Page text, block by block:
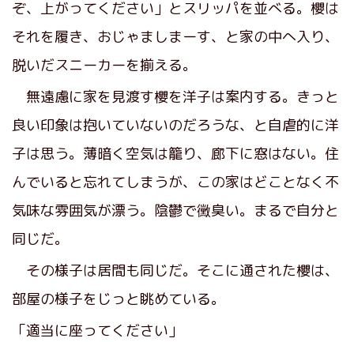
ぞ、上がってください」とスリッパを並べる。櫻は
それを履き、おじゃましまーす、と家の中へ入り、
脱いだスニーカーを揃える。
無遠慮に家を見渡す櫻を洋子は案内する。きっと
良い印象は抱いていないのだろうな、と自虐的に洋
子は思う。薄暗く空気は籠り、廊下に窓はない。住
んでいると忘れてしまうが、この家はどことなく不
気味な雰囲気が漂う。陰鬱で黴臭い。まるで自分と
同じだ。
その様子は居間も同じだ。そこに通された櫻は、
部屋の様子をじっと眺めている。
「適当に座ってください」